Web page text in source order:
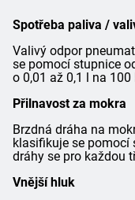
Spotřeba paliva /
Valivý odpor
se pomocí stupnice
o 0,01 až 0,1 l na
Přilnavost za mokra
Brzdná dráha na
klasifikuje se pomocí
dráhy se pro každou
Vnější hluk